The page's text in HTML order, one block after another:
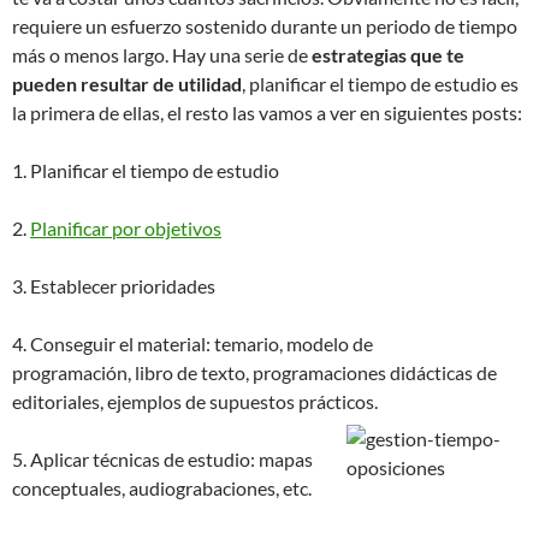
requiere un esfuerzo sostenido durante un periodo de tiempo
más o menos largo. Hay una serie deestrategias que te
pueden resultar de utilidad, planificar el tiempo de estudio es
la primera de ellas, el resto las vamos a ver en siguientes posts:
1. Planificar el tiempo de estudio
2. Planificar por objetivos
3. Establecer prioridades
4. Conseguir el material: temario, modelo de
programación, libro de texto, programaciones didácticas de
editoriales, ejemplos de supuestos prácticos.
5. Aplicar técnicas de estudio: mapas
conceptuales, audiograbaciones, etc.